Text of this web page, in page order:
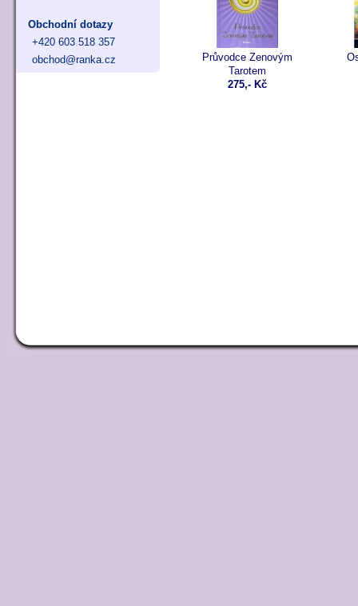
Obchodní dotazy
+420 603 518 357
obchod@ranka.cz
Průvodce Zenovým
Tarotem
275,- Kč